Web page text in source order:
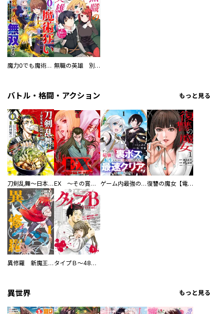
魔力0でも魔術狂いだったので、第二の人生では無双する～俺だけ知っている魔術知識で極大魔法をぶっ放す～【分冊版】 無職の英雄 別にスキルなんか要らなかったんだが-才能ゼロの成り上がり-
バトル・格闘・アクション もっと見る
刀剣乱舞～日本号つれづれ酒～ EX ～その賞金稼ぎは、世界の出口を探す～【単行本版】 ゲーム内最強の『裏ボス』に転生したので、主人公の代わりに最速クリアを目指します！【電子単行本版】 復讐の魔女【電子単行本版】
異修羅 新魔王戦争 タイプＢ～48時間後、致死率100％～【単話】
異世界 もっと見る